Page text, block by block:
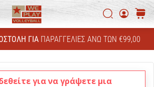
ΓΙΑΠΑΡΑΓΓΕΛΊΕΣ ΆΝΩ ΤΩΝ €99,00
WePlayVolleyball.gr
για να γράψετε μια